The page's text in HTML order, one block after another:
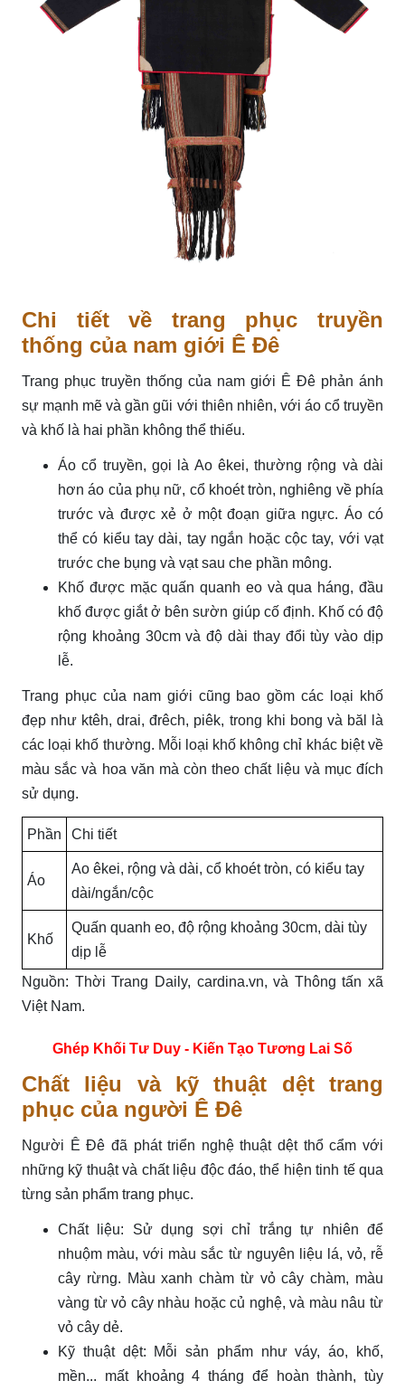
Chi tiết về trang phục truyền
thống của nam giới Ê Đê
Trang phục truyền thống của nam giới Ê Đê phản ánh
sự mạnh mẽ và gần gũi với thiên nhiên, với áo cổ truyền
và khố là hai phần không thể thiếu.
Áo cổ truyền, gọi là Ao êkei, thường rộng và dài
hơn áo của phụ nữ, cổ khoét tròn, nghiêng về phía
trước và được xẻ ở một đoạn giữa ngực. Áo có
thể có kiểu tay dài, tay ngắn hoặc cộc tay, với vạt
trước che bụng và vạt sau che phần mông.
Khố được mặc quấn quanh eo và qua háng, đầu
khố được giắt ở bên sườn giúp cố định. Khố có độ
rộng khoảng 30cm và độ dài thay đổi tùy vào dịp
lễ.
Trang phục của nam giới cũng bao gồm các loại khố
đẹp như ktêh, drai, đrêch, piêk, trong khi bong và băl là
các loại khố thường. Mỗi loại khố không chỉ khác biệt về
màu sắc và hoa văn mà còn theo chất liệu và mục đích
sử dụng.
Phần Chi tiết
Áo
Ao êkei, rộng và dài, cổ khoét tròn, có kiểu tay
dài/ngắn/cộc
Khố
Quấn quanh eo, độ rộng khoảng 30cm, dài tùy
dịp lễ
Nguồn: Thời Trang Daily, cardina.vn, và Thông tấn xã
Việt Nam.
Ghép Khối Tư Duy - Kiến Tạo Tương Lai Số
Chất liệu và kỹ thuật dệt trang
phục của người Ê Đê
Người Ê Đê đã phát triển nghệ thuật dệt thổ cẩm với
những kỹ thuật và chất liệu độc đáo, thể hiện tinh tế qua
từng sản phẩm trang phục.
Chất liệu: Sử dụng sợi chỉ trắng tự nhiên để
nhuộm màu, với màu sắc từ nguyên liệu lá, vỏ, rễ
cây rừng. Màu xanh chàm từ vỏ cây chàm, màu
vàng từ vỏ cây nhàu hoặc củ nghệ, và màu nâu từ
vỏ cây dẻ.
Kỹ thuật dệt: Mỗi sản phẩm như váy, áo, khố,
mền... mất khoảng 4 tháng để hoàn thành, tùy